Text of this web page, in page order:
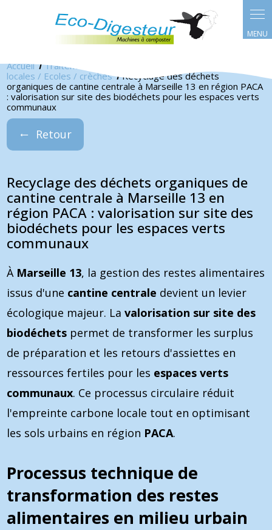
Accueil Traitement des déchets pour les pro
locales / Ecoles / crèches Recyclage des déchets
organiques de cantine centrale à Marseille 13 en région PACA
: valorisation sur site des biodéchets pour les espaces verts
communaux
Retour
Recyclage des déchets organiques de
cantine centrale à Marseille 13 en
région PACA : valorisation sur site des
biodéchets pour les espaces verts
communaux
À Marseille 13, la gestion des restes alimentaires
issus d'une cantine centrale devient un levier
écologique majeur. Lavalorisation sur site des
biodéchets permet de transformer les surplus
de préparation et les retours d'assiettes en
ressources fertiles pour les espaces verts
communaux. Ce processus circulaire réduit
l'empreinte carbone locale tout en optimisant
les sols urbains en région PACA.
Processus technique de
transformation des restes
alimentaires en milieu urbain